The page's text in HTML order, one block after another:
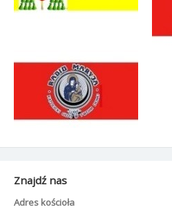
Znajdź nas
Adres kościoła